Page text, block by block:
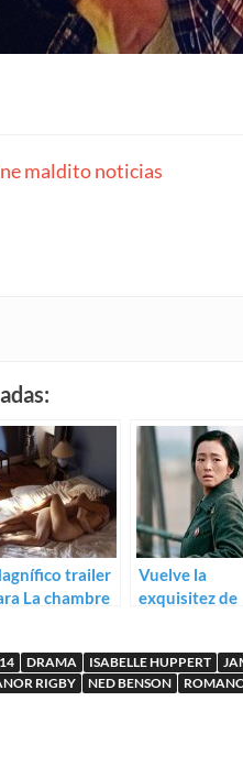
maldito noticias
trailer
La chambre
Vuelve la
exquisitez de
Home
DRAMA ISABELLE HUPPERT
RIGBY
NED BENSON